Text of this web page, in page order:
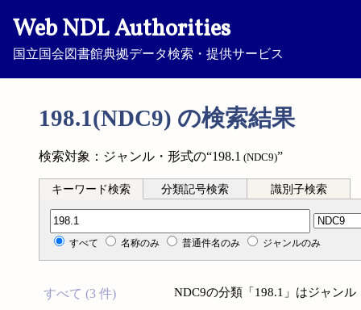
Web NDL Authorities
国立国会図書館典拠データ検索・提供サービス
198.1(NDC9) の検索結果
検索対象：ジャンル・形式の“198.1 (NDC9)”
キーワード検索 分類記号検索 識別子検索
分類記号検索
すべて 名称のみ 普通件名のみ ジャンルのみ
すべて (3 件)
NDC9の分類「198.1」はジャン